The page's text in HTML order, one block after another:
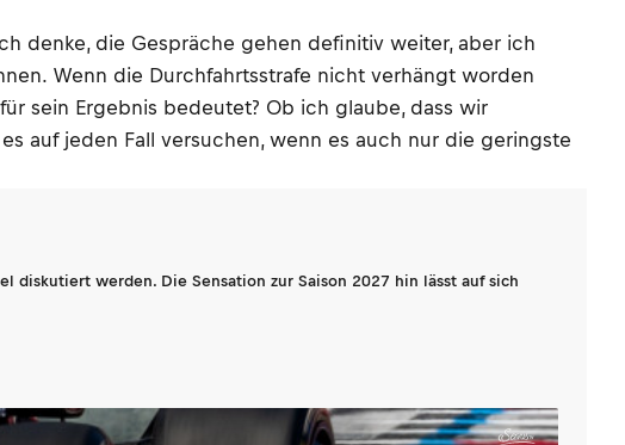
denke, die Gespräche gehen definitiv weiter, aber ich
Wenn die Durchfahrtsstrafe nicht verhängt worden
sein Ergebnis bedeutet? Ob ich glaube, dass wir
auf jeden Fall versuchen, wenn es auch nur die geringste
diskutiert werden. Die Sensation zur Saison 2027 hin lässt auf sich